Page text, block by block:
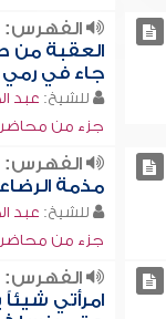
الفهرس:
العقبة من
جاء في رمي
للشيخ: عبد
جزء من محاضرة
الفهرس:
مذمة
للشيخ: عبد
جزء من محاضرة
الفهرس:
امرأتي